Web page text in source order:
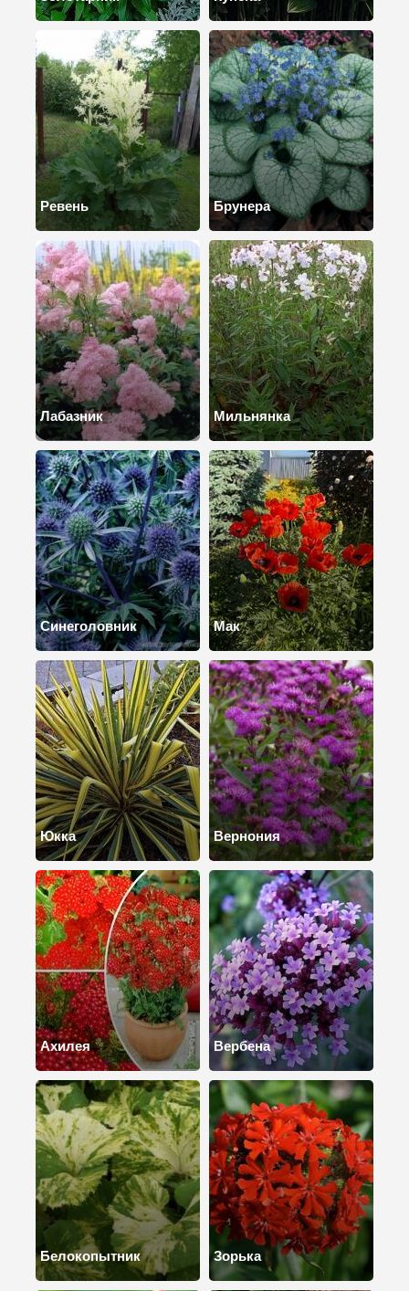
Ревень Брунера
Лабазник Мильнянка
Синеголовник Мак
Юкка Вернония
Ахилея Вербена
Белокопытник Зорька